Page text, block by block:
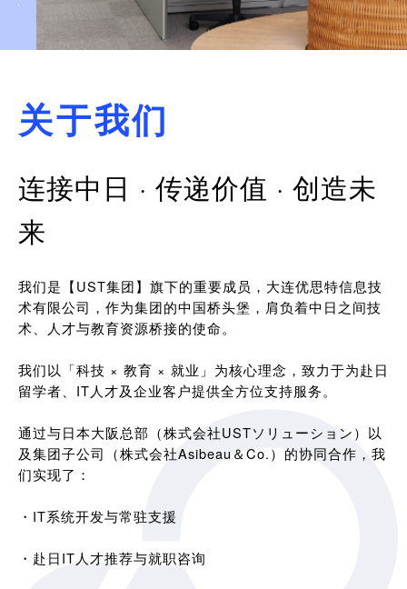
关于我们
连接中日 · 传递价值 · 创造未
来
我们是【UST集团】旗下的重要成员，大连优思特信息技
术有限公司，作为集团的中国桥头堡，肩负着中日之间技
术、人才与教育资源桥接的使命。
我们以「科技 × 教育 × 就业」为核心理念，致力于为赴日
留学者、IT人才及企业客户提供全方位支持服务。
通过与日本大阪总部（株式会社USTソリューション）以
及集团子公司（株式会社Asibeau＆Co.）的协同合作，我
们实现了：
・IT系统开发与常驻支援
・赴日IT人才推荐与就职咨询